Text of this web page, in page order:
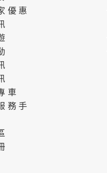
優惠
車
務手